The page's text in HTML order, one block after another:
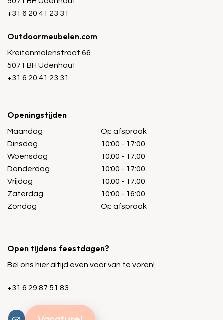
+31 6 20 41 23 31
Outdoormeubelen.com
Kreitenmolenstraat 66
5071 BH Udenhout
+31 6 20 41 23 31
Openingstijden
Maandag
Dinsdag
Woensdag
Donderdag
Vrijdag
Zaterdag
Zondag
Op afspraak
10:00 - 17:00
10:00 - 17:00
10:00 - 17:00
10:00 - 17:00
10:00 - 16:00
Op afspraak
Open tijdens feestdagen?
Bel ons hier altijd even voor van te voren!
+31 6 29 87 51 83